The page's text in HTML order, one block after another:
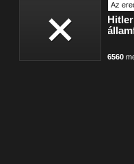
Az
6560